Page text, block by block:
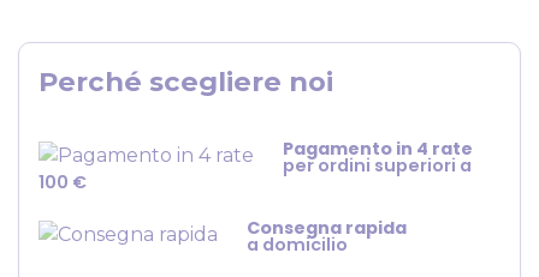
Perché scegliere noi
Pagamento in 4 rate
per ordini superiori a
100 €
Consegna rapida
a domicilio